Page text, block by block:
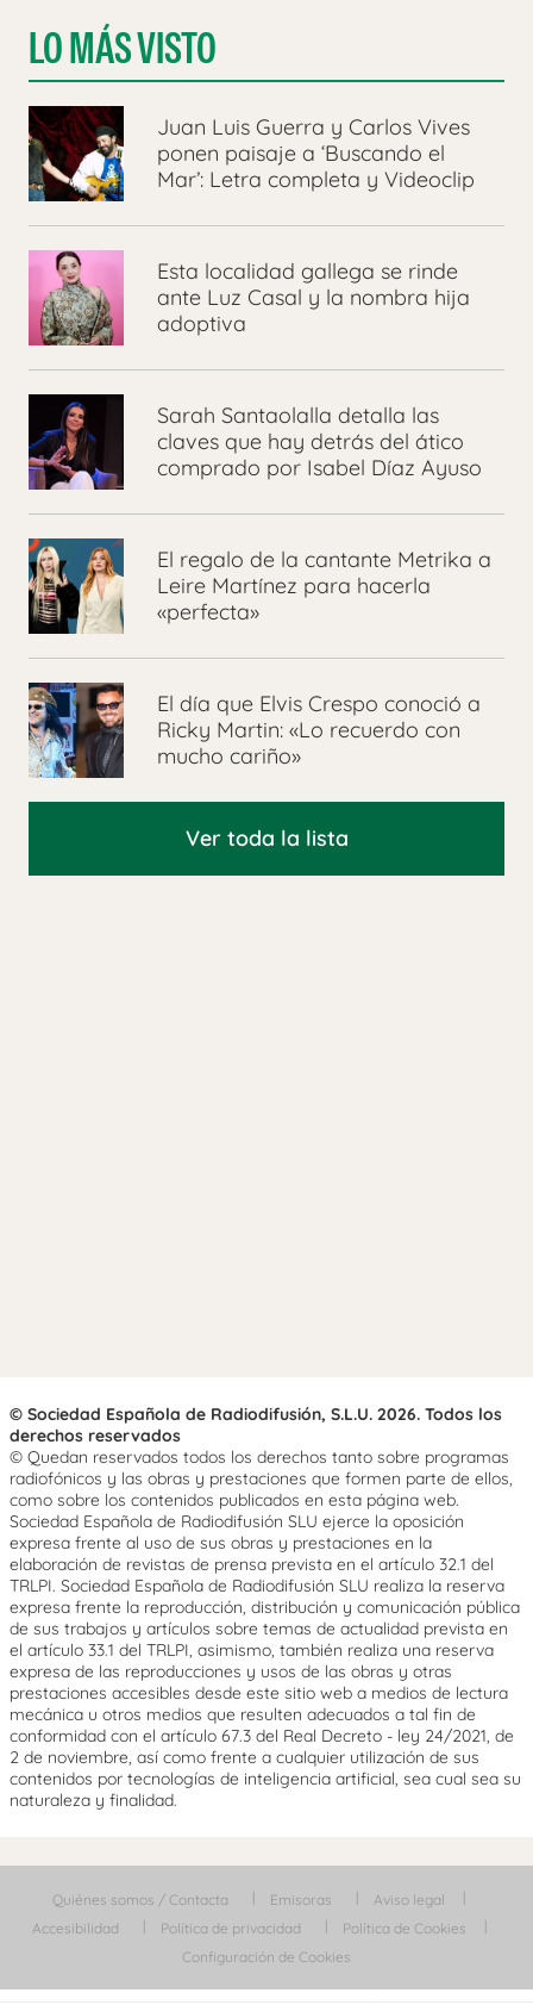
LO MÁS VISTO
Juan Luis Guerra y Carlos Vives
ponen paisaje a ‘Buscando el
Mar’: Letra completa y Videoclip
Esta localidad gallega se rinde
ante Luz Casal y la nombra hija
adoptiva
Sarah Santaolalla detalla las
claves que hay detrás del ático
comprado por Isabel Díaz Ayuso
El regalo de la cantante Metrika a
Leire Martínez para hacerla
«perfecta»
El día que Elvis Crespo conoció a
Ricky Martin: «Lo recuerdo con
mucho cariño»
Ver toda la lista
© Sociedad Española de Radiodifusión, S.L.U. 2026. Todos los
derechos reservados
© Quedan reservados todos los derechos tanto sobre programas
radiofónicos y las obras y prestaciones que formen parte de ellos,
como sobre los contenidos publicados en esta página web.
Sociedad Española de Radiodifusión SLU ejerce la oposición
expresa frente al uso de sus obras y prestaciones en la
elaboración de revistas de prensa prevista en el artículo 32.1 del
TRLPI. Sociedad Española de Radiodifusión SLU realiza la reserva
expresa frente la reproducción, distribución y comunicación pública
de sus trabajos y artículos sobre temas de actualidad prevista en
el artículo 33.1 del TRLPI, asimismo, también realiza una reserva
expresa de las reproducciones y usos de las obras y otras
prestaciones accesibles desde este sitio web a medios de lectura
mecánica u otros medios que resulten adecuados a tal fin de
conformidad con el artículo 67.3 del Real Decreto - ley 24/2021, de
2 de noviembre, así como frente a cualquier utilización de sus
contenidos por tecnologías de inteligencia artificial, sea cual sea su
naturaleza y finalidad.
Quiénes somos / Contacta Emisoras
Aviso legal
Accesibilidad
Política de privacidad
Política de Cookies
Configuración de Cookies